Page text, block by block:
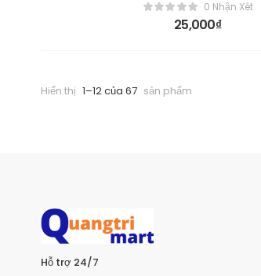
0 Nhận Xét
25,000₫
Hiển thị 1–12 của 67 sản phẩm
Hỗ trợ 24/7